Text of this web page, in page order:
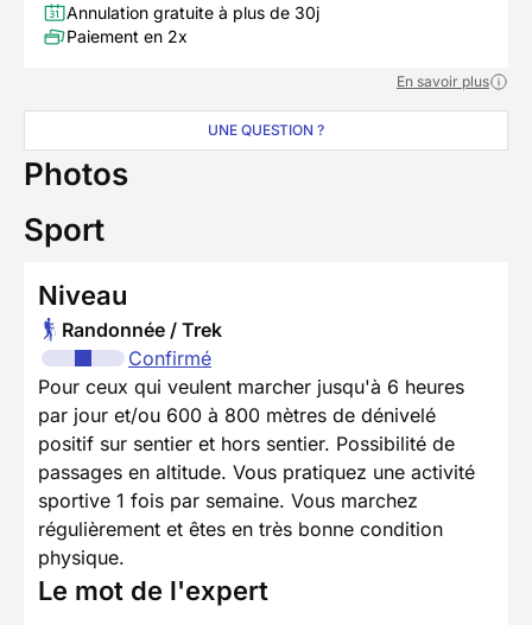
Annulation gratuite à plus de 30j
Paiement en 2x
En savoir plus
UNE QUESTION ?
Photos
Sport
Niveau
Randonnée / Trek
Confirmé
Pour ceux qui veulent marcher jusqu'à 6 heures
par jour et/ou 600 à 800 mètres de dénivelé
positif sur sentier et hors sentier. Possibilité de
passages en altitude. Vous pratiquez une activité
sportive 1 fois par semaine. Vous marchez
régulièrement et êtes en très bonne condition
physique.
Le mot de l'expert